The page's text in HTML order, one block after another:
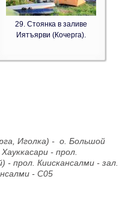
29. Стоянка в заливе
Иятъярви (Кочерга).
Иголка) - о. Большой
- прол.
прол. Киискансалми - зал.
- С05